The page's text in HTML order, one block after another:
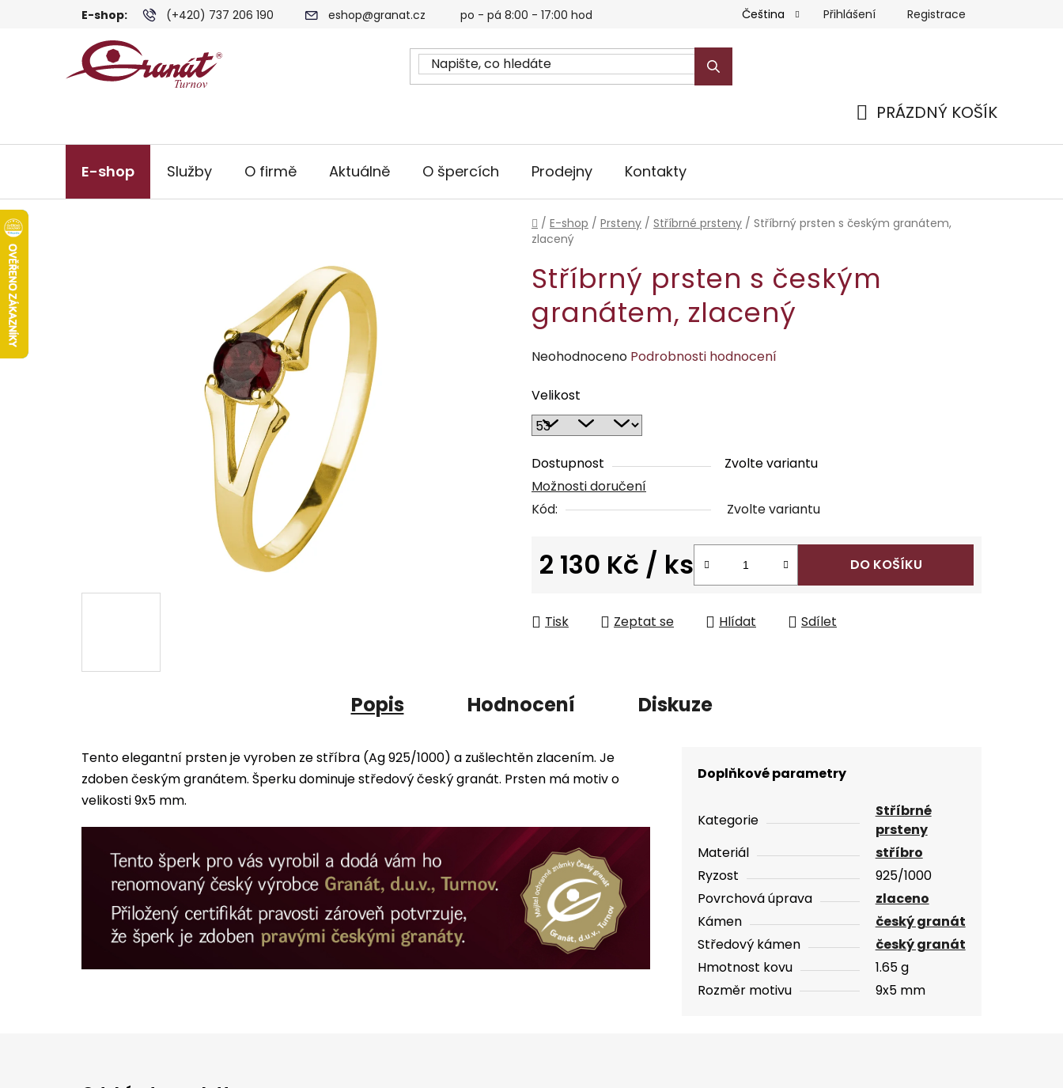
E-shop: (+420) 737 206 190 eshop@granat.cz po - pá 8:00 - 17:00 hod Čeština Přihlášení Registrace
PRÁZDNÝ KOŠÍK
E-shop Služby O firmě Aktuálně O špercích Prodejny Kontakty
Domů
/ E-shop / Prsteny / Stříbrné prsteny / Stříbrný prsten s českým granátem,
zlacený
Stříbrný prsten s českým
granátem, zlacený
Průměrné
produktu
je
0,0
z
5
hvězdiček.
Neohodnoceno Podrobnosti hodnocení
Velikost
Dostupnost
Zvolte variantu
Možnosti doručení
Kód:
Zvolte variantu
2 130 Kč / ks DO KOŠÍKU
Tisk Zeptat se Hlídat Sdílet
Popis Hodnocení Diskuze
Tento elegantní prsten je vyroben ze stříbra (Ag 925/1000) a zušlechtěn zlacením. Je
zdoben českým granátem. Šperku dominuje středový český granát. Prsten má motiv o
velikosti 9x5 mm.
Doplňkové parametry
Kategorie
Stříbrné
prsteny
Materiál
stříbro
Ryzost
925/1000
Povrchová úprava
zlaceno
Kámen
český granát
Středový kámen
český granát
Hmotnost kovu
1.65 g
Rozměr motivu
9x5 mm